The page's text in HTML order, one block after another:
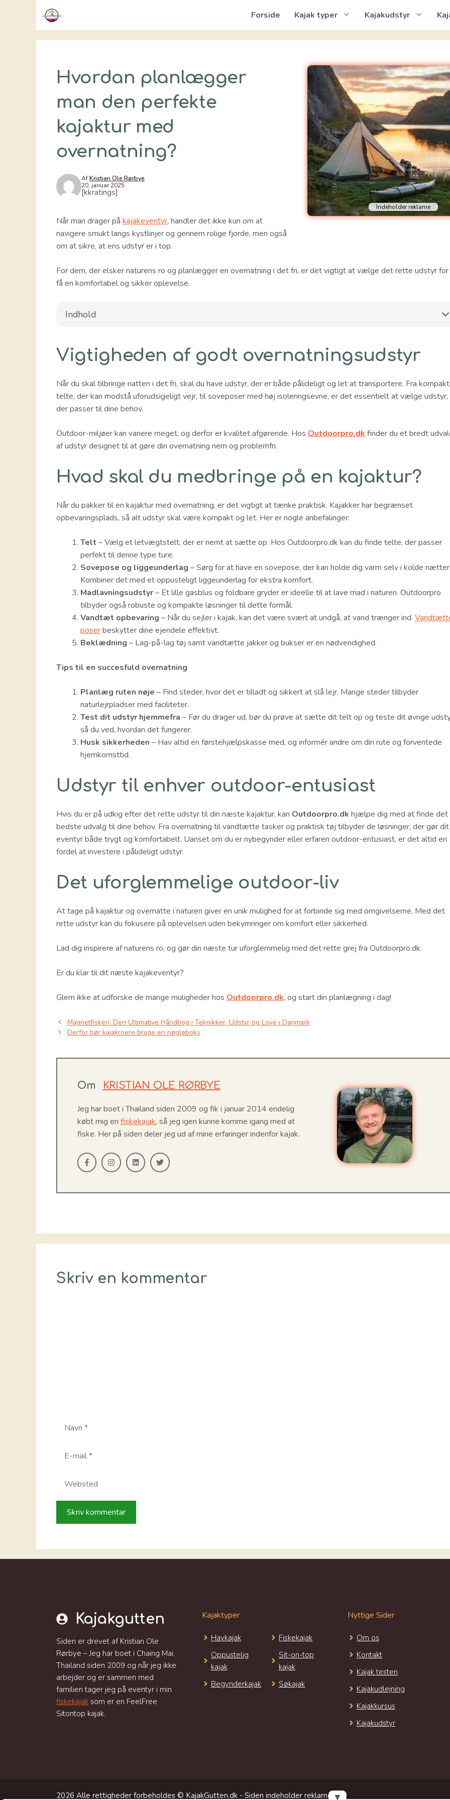
Forside Kajak typer Kajakudstyr
Hvordan planlægger
man den perfekte
kajaktur med
overnatning?
AfKristian Ole Rørbye
20. januar 2025
[kkratings]
Når man drager på kajakeventyr, handler det ikke kun om at
navigere smukt langs kystlinjer og gennem rolige fjorde, men også
om at sikre, at ens udstyr er i top.
For dem, der elsker naturens ro og planlægger en overnatning i det fri, er det vigtigt at vælge det rette udstyr
få en komfortabel og sikker oplevelse.
Indhold
Vigtigheden af godt overnatningsudstyr
Når du skal tilbringe natten i det fri, skal du have udstyr, der er både pålideligt og let at transportere. Fra
telte, der kan modstå uforudsigeligt vejr, til soveposer med høj isoleringsevne, er det essentielt at vælge udstyr,
der passer til dine behov.
Outdoor-miljøer kan variere meget, og derfor er kvalitet afgørende. Hos Outdoorpro.dk finder du et bredt
af udstyr designet til at gøre din overnatning nem og problemfri.
Hvad skal du medbringe på en kajaktur?
Når du pakker til en kajaktur med overnatning, er det vigtigt at tænke praktisk. Kajakker har begrænset
opbevaringsplads, så alt udstyr skal være kompakt og let. Her er nogle anbefalinger:
Telt – Vælg et letvægtstelt, der er nemt at sætte op. Hos Outdoorpro.dk kan du finde telte, der passer
perfekt til denne type ture.
Sovepose og liggeunderlag – Sørg for at have en sovepose, der kan holde dig varm selv i kolde
Kombiner det med et oppusteligt liggeunderlag for ekstra komfort.
Madlavningsudstyr– Et lille gasblus og foldbare gryder er ideelle til at lave mad i naturen. Outdoorpro
tilbyder også robuste og kompakte løsninger til dette formål.
Vandtæt opbevaring – Når du sejler i kajak, kan det være svært at undgå, at vand trænger ind.
poserbeskytter dine ejendele effektivt.
Beklædning – Lag-på-lag tøj samt vandtætte jakker og bukser er en nødvendighed.
Tips til en succesfuld overnatning
Planlæg ruten nøje – Find steder, hvor det er tilladt og sikkert at slå lejr. Mange steder tilbyder
naturlejrpladser med faciliteter.
Test dit udstyr hjemmefra – Før du drager ud, bør du prøve at sætte dit telt op og teste dit øvrige
så du ved, hvordan det fungerer.
Husk sikkerheden – Hav altid en førstehjælpskasse med, og informér andre om din rute og forventede
hjemkomsttid.
Udstyr til enhver outdoor-entusiast
Hvis du er på udkig efter det rette udstyr til din næste kajaktur, kan Outdoorpro.dk hjælpe dig med at finde det
bedste udvalg til dine behov. Fra overnatning til vandtætte tasker og praktisk tøj tilbyder de løsninger, der gør dit
eventyr både trygt og komfortabelt. Uanset om du er nybegynder eller erfaren outdoor-entusiast, er det altid en
fordel at investere i pålideligt udstyr.
Det uforglemmelige outdoor-liv
At tage på kajaktur og overnatte i naturen giver en unik mulighed for at forbinde sig med omgivelserne. Med det
rette udstyr kan du fokusere på oplevelsen uden bekymringer om komfort eller sikkerhed.
Lad dig inspirere af naturens ro, og gør din næste tur uforglemmelig med det rette grej fra Outdoorpro.dk.
Er du klar til dit næste kajakeventyr?
Glem ikke at udforske de mange muligheder hos Outdoorpro.dk, og start din planlægning i dag!
Magnetfiskeri: Den Ultimative Håndbog i Teknikker, Udstyr og Love i Danmark
Derfor bør kajakroere bruge en nøgleboks
Om KRISTIAN OLE RØRBYE
Jeg har boet i Thailand siden 2009 og fik i januar 2014 endelig
købt mig en fiskekajak, så jeg igen kunne komme igang med at
fiske. Her på siden deler jeg ud af mine erfaringer indenfor kajak.
Skriv en kommentar
mail
Kajakgutten
Siden er drevet af Kristian Ole
Rørbye – Jeg har boet i Chaing Mai,
Thailand siden 2009 og når jeg ikke
arbejder og er sammen med
familien tager jeg på eventyr i min
fiskekajak som er en FeelFree
Sitontop kajak.
Kajaktyper
Havkajak
Oppustelig
kajak
Begynderkajak
Fiskekajak
Sit-on-top
kajak
Søkajak
Nyttige Sider
Om os
Kontakt
Kajak testen
Kajakudlejning
Kajakkursus
Kajakudstyr
2026 Alle rettigheder forbeholdes © KajakGutten.dk - Siden indeholder reklamelinks
▼